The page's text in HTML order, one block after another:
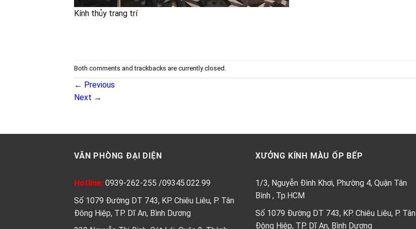
Kính thủy trang trí
Both comments and trackbacks are currently closed.
← Previous
Next →
VĂN PHÒNG ĐẠI DIỆN
Hotline: 0939-262-255 /09345.022.99
Số 1079 Đường DT 743, KP. Chiêu Liêu, P. Tân
Đông Hiệp, TP. Dĩ An, Bình Dương
XƯỞNG KÍNH MÀU ỐP BẾP
1/3, Nguyễn Đình Khơi, Phường 4, Quận Tân
Bình , Tp.HCM
Số 1079 Đường DT 743, KP. Chiêu Liêu, P. Tân
Đông Hiệp, TP. Dĩ An, Bình Dương